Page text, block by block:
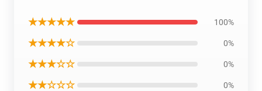
★★★★★ 100%
★★★★☆ 0%
★★★☆☆ 0%
★★☆☆☆ 0%